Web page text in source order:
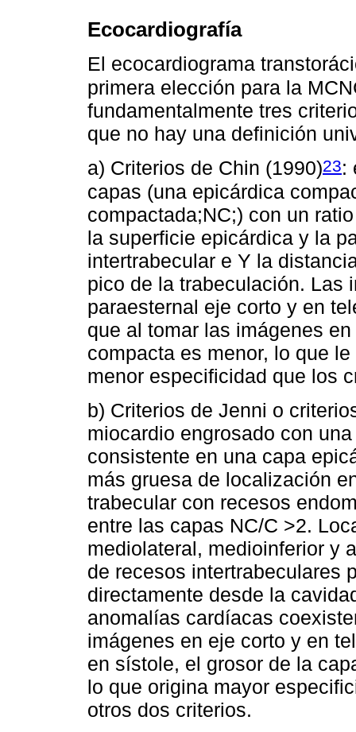
Ecocardiografía
El ecocardiograma
primera elección para la
fundamentalmente tres
que no hay una definición
a) Criterios de Chin (1990)23:
capas (una epicárdica
compactada;NC;) con un
la superficie epicárdica y la
intertrabecular e Y la
pico de la trabeculación. Las
paraesternal eje corto y en
que al tomar las imágenes
compacta es menor, lo que
menor especificidad que los
b) Criterios de Jenni o
miocardio engrosado con
consistente en una capa
más gruesa de localización
trabecular con recesos
entre las capas NC/C >2.
mediolateral, medioinferior y
de recesos intertrabeculares
directamente desde la
anomalías cardíacas
imágenes en eje corto y en
en sístole, el grosor de la
lo que origina mayor
otros dos criterios.